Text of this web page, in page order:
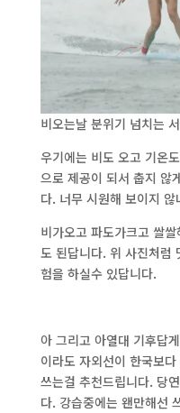
비오는날 분위기 넘치는
우기에는 비도 오고 기온
으로 제공이 되서 춥지 않
다. 너무 시원해 보이지 않
비가오고 파도가크고 쌀
도 된답니다. 위 사진처럼
험을 하실수 있답니다.
아 그리고 아열대 기후답게
이라도 자외선이 한국보
쓰는걸 추천드립니다. 당
다. 강습중에는 왠만해선